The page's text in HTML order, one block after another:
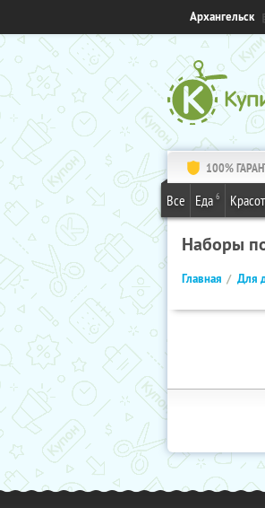
Архангельск
100%
Все Еда 6
Наборы
Главная Для